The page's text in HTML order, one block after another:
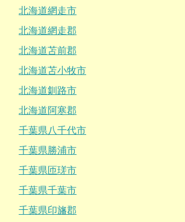
北海道網走市
北海道網走郡
北海道苫前郡
北海道苫小牧市
北海道釧路市
北海道阿寒郡
千葉県八千代市
千葉県勝浦市
千葉県匝瑳市
千葉県千葉市
千葉県印旛郡